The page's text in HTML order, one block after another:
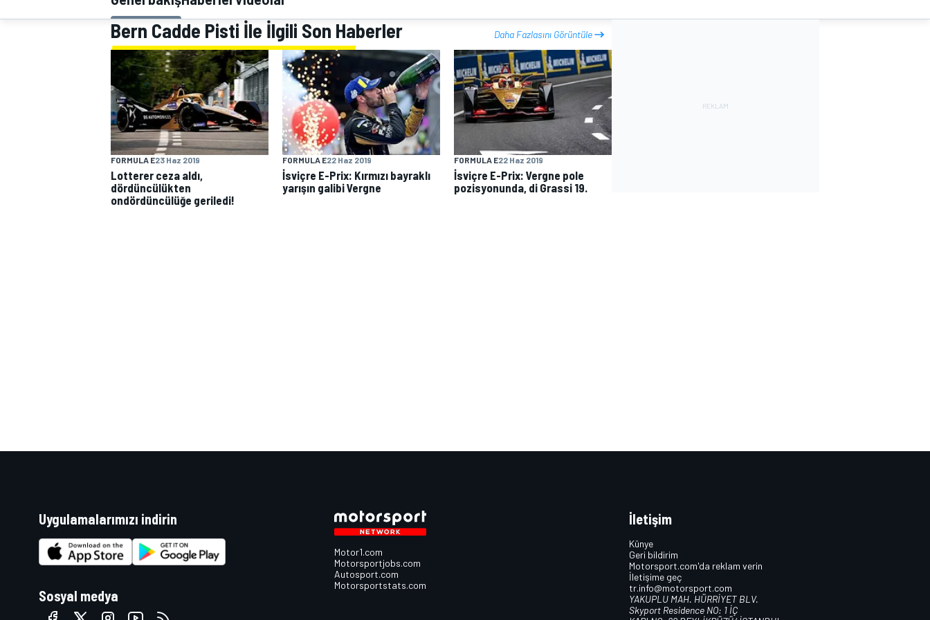
MOTOGP
Bern Cadde Pisti İle İlgili Son Haberler Daha Fazlasını Görüntüle
FORMULA E23 Haz 2019
Lotterer ceza aldı,
dördüncülükten
ondördüncülüğe geriledi!
FORMULA E22 Haz 2019
İsviçre E-Prix: Kırmızı bayraklı
yarışın galibi Vergne
FORMULA E22 Haz 2019
İsviçre E-Prix: Vergne pole
pozisyonunda, di Grassi 19.
Uygulamalarımızı indirin
Sosyal medya
Motor1.com
Motorsportjobs.com
Autosport.com
Motorsportstats.com
İletişim
Künye
Geri bildirim
Motorsport.com'da reklam verin
İletişime geç
tr.info@motorsport.com
YAKUPLU MAH. HÜRRİYET BLV.
Skyport Residence NO: 1 İÇ